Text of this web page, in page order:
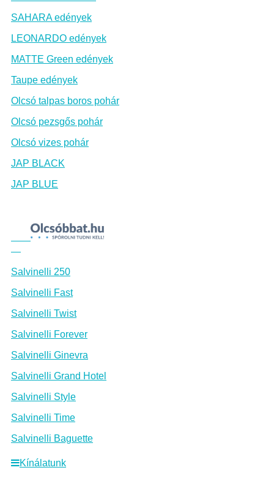
SAHARA edények
LEONARDO edények
MATTE Green edények
Taupe edények
Olcsó talpas boros pohár
Olcsó pezsgős pohár
Olcsó vizes pohár
JAP BLACK
JAP BLUE
Salvinelli 250
Salvinelli Fast
Salvinelli Twist
Salvinelli Forever
Salvinelli Ginevra
Salvinelli Grand Hotel
Salvinelli Style
Salvinelli Time
Salvinelli Baguette
Kínálatunk